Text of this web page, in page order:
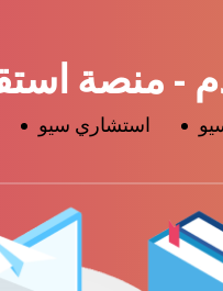
- منصة
استشاري سيو